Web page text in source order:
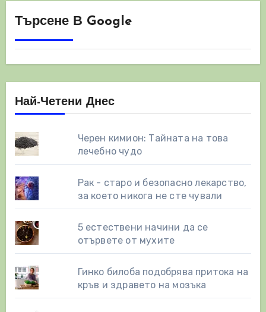
Търсене В Google
Най-Четени Днес
Черен кимион: Тайната на това
лечебно чудо
Рак - старо и безопасно лекарство,
за което никога не сте чували
5 естествени начини да се
отървете от мухите
Гинко билоба подобрява притока на
кръв и здравето на мозъка